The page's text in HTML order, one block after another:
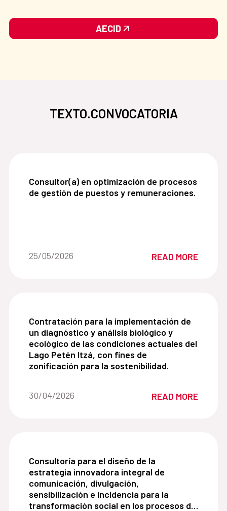
AECID
TEXTO.CONVOCATORIA
Consultor(a) en optimización de procesos de
Consultor(a) en optimización de procesos
de gestión de puestos y remuneraciones.
Date of the news::
25/05/2026 READ MORE
Contratación para la implementación de un
Contratación para la implementación de
un diagnóstico y análisis biológico y
ecológico de las condiciones actuales del
Lago Petén Itzá, con fines de
zonificación para la sostenibilidad.
Date of the news::
30/04/2026 READ MORE
Consultoría para el diseño de la estrategia
Consultoría para el diseño de la
estrategia innovadora integral de
comunicación, divulgación,
sensibilización e incidencia para la
transformación social en los procesos de